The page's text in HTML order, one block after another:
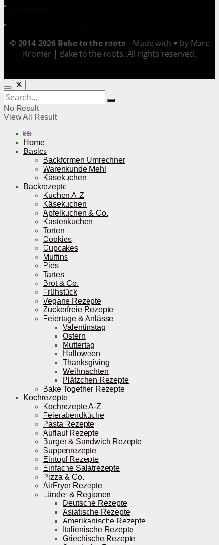
▪
▪
© 2014-2026 Bake to the roots – Made with ♥ by Marc
Kromer | Bake to the roots. All rights reserved.
No Result
View All Result
Home
Basics
Backformen Umrechner
Warenkunde Mehl
Käsekuchen
Backrezepte
Kuchen A-Z
Käsekuchen
Apfelkuchen & Co.
Kastenkuchen
Torten
Cookies
Cupcakes
Muffins
Pies
Tartes
Brot & Co.
Frühstück
Vegane Rezepte
Zuckerfreie Rezepte
Feiertage & Anlässe
Valentinstag
Ostern
Muttertag
Halloween
Thanksgiving
Weihnachten
Plätzchen Rezepte
Bake Together Rezepte
Kochrezepte
Kochrezepte A-Z
Feierabendküche
Pasta Rezepte
Auflauf Rezepte
Burger & Sandwich Rezepte
Suppenrezepte
Eintopf Rezepte
Einfache Salatrezepte
Pizza & Co.
AirFryer Rezepte
Länder & Regionen
Deutsche Rezepte
Asiatische Rezepte
Amerikanische Rezepte
Italienische Rezepte
Griechische Rezepte